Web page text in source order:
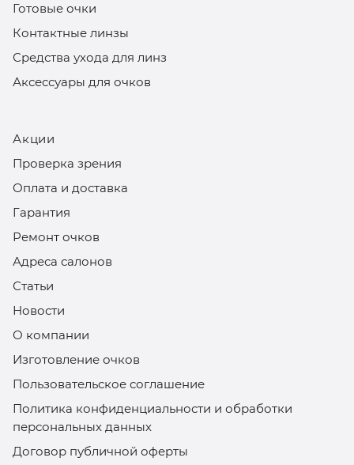
Готовые очки
Контактные линзы
Средства ухода для линз
Аксессуары для очков
Акции
Проверка зрения
Оплата и доставка
Гарантия
Ремонт очков
Адреса салонов
Статьи
Новости
О компании
Изготовление очков
Пользовательское соглашение
Политика конфиденциальности и обработки
персональных данных
Договор публичной оферты